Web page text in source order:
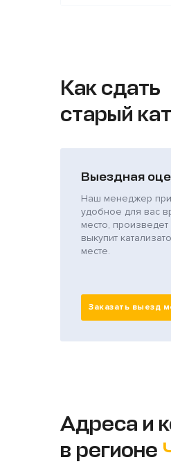
Как сдать
старый
Выездная
Наш менеджер
удобное для вас
место,
выкупит
месте.
Заказать выезд
Адреса и
в регионе